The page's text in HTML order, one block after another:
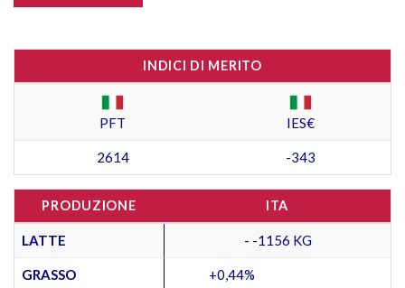
INDICI DI MERITO
PFT IES€
2614 -343
PRODUZIONE ITA
LATTE - -1156 KG
GRASSO +0,44%